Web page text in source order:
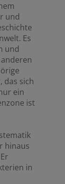
und
Es
und
das sich
ein
ist
hinaus
in